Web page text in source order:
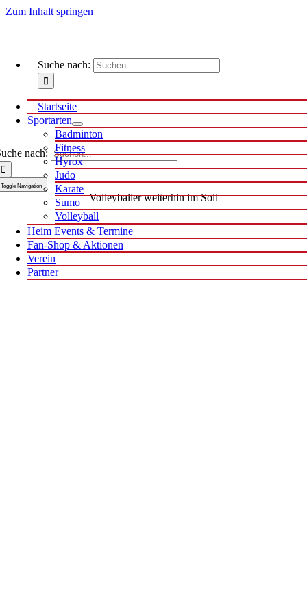
Zum Inhalt springen
nach:
Toggle Navigation
Startseite
Sportarten
Badminton
Fitness
Hyrox
Judo
Karate
Sumo
Volleyball
Heim Events & Termine
Fan-Shop & Aktionen
Verein
Partner
Suche nach:
Volleyballer weiterhin im Soll